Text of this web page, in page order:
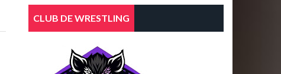
CLUB DE WRESTLING